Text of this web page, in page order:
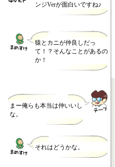
ンジVerが面白いですね♪
猿とカニが仲良しだっ
て！？そんなことがあるの
か！
まー俺らも本当は仲いいし
な。
それはどうかな。